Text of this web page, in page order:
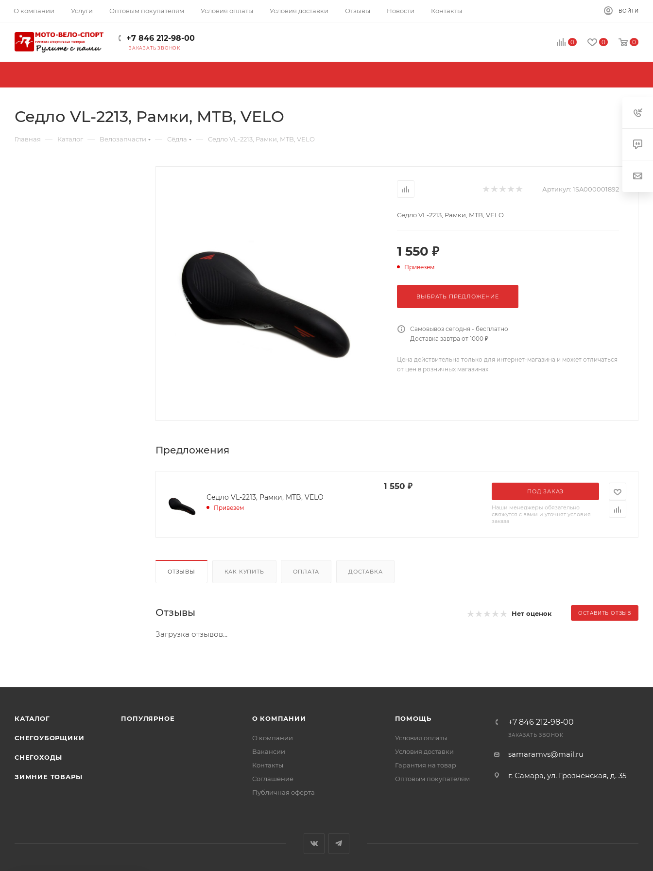
О компании Услуги Оптовым покупателям Условия оплаты Условия доставки Отзывы Новости Контакты ВОЙТИ
+7 846 212-98-00
ЗАКАЗАТЬ ЗВОНОК
0 0 0
Седло VL-2213, Рамки, MTB, VELO
Главная — Каталог — Велозапчасти — Сёдла — Седло VL-2213, Рамки, MTB, VELO
Артикул: 1SA000001892
Седло VL-2213, Рамки, MTB, VELO
1 550 ₽
Привезем
ВЫБРАТЬ ПРЕДЛОЖЕНИЕ
Самовывоз сегодня - бесплатно
Доставка завтра от 1000 ₽
Цена действительна только для интернет-магазина и может отличаться
от цен в розничных магазинах
Предложения
Седло VL-2213, Рамки, MTB, VELO
Привезем
1 550 ₽
ПОД ЗАКАЗ
Наши менеджеры обязательно
свяжутся с вами и уточнят условия
заказа
ОТЗЫВЫ КАК КУПИТЬ ОПЛАТА ДОСТАВКА
Отзывы Нет оценок ОСТАВИТЬ ОТЗЫВ
Загрузка отзывов...
КАТАЛОГ
СНЕГОУБОРЩИКИ
СНЕГОХОДЫ
ЗИМНИЕ ТОВАРЫ
ПОПУЛЯРНОЕ О КОМПАНИИ
О компании
Вакансии
Контакты
Соглашение
Публичная оферта
ПОМОЩЬ
Условия оплаты
Условия доставки
Гарантия на товар
Оптовым покупателям
+7 846 212-98-00
ЗАКАЗАТЬ ЗВОНОК
samaramvs@mail.ru
г. Самара, ул. Грозненская, д. 35